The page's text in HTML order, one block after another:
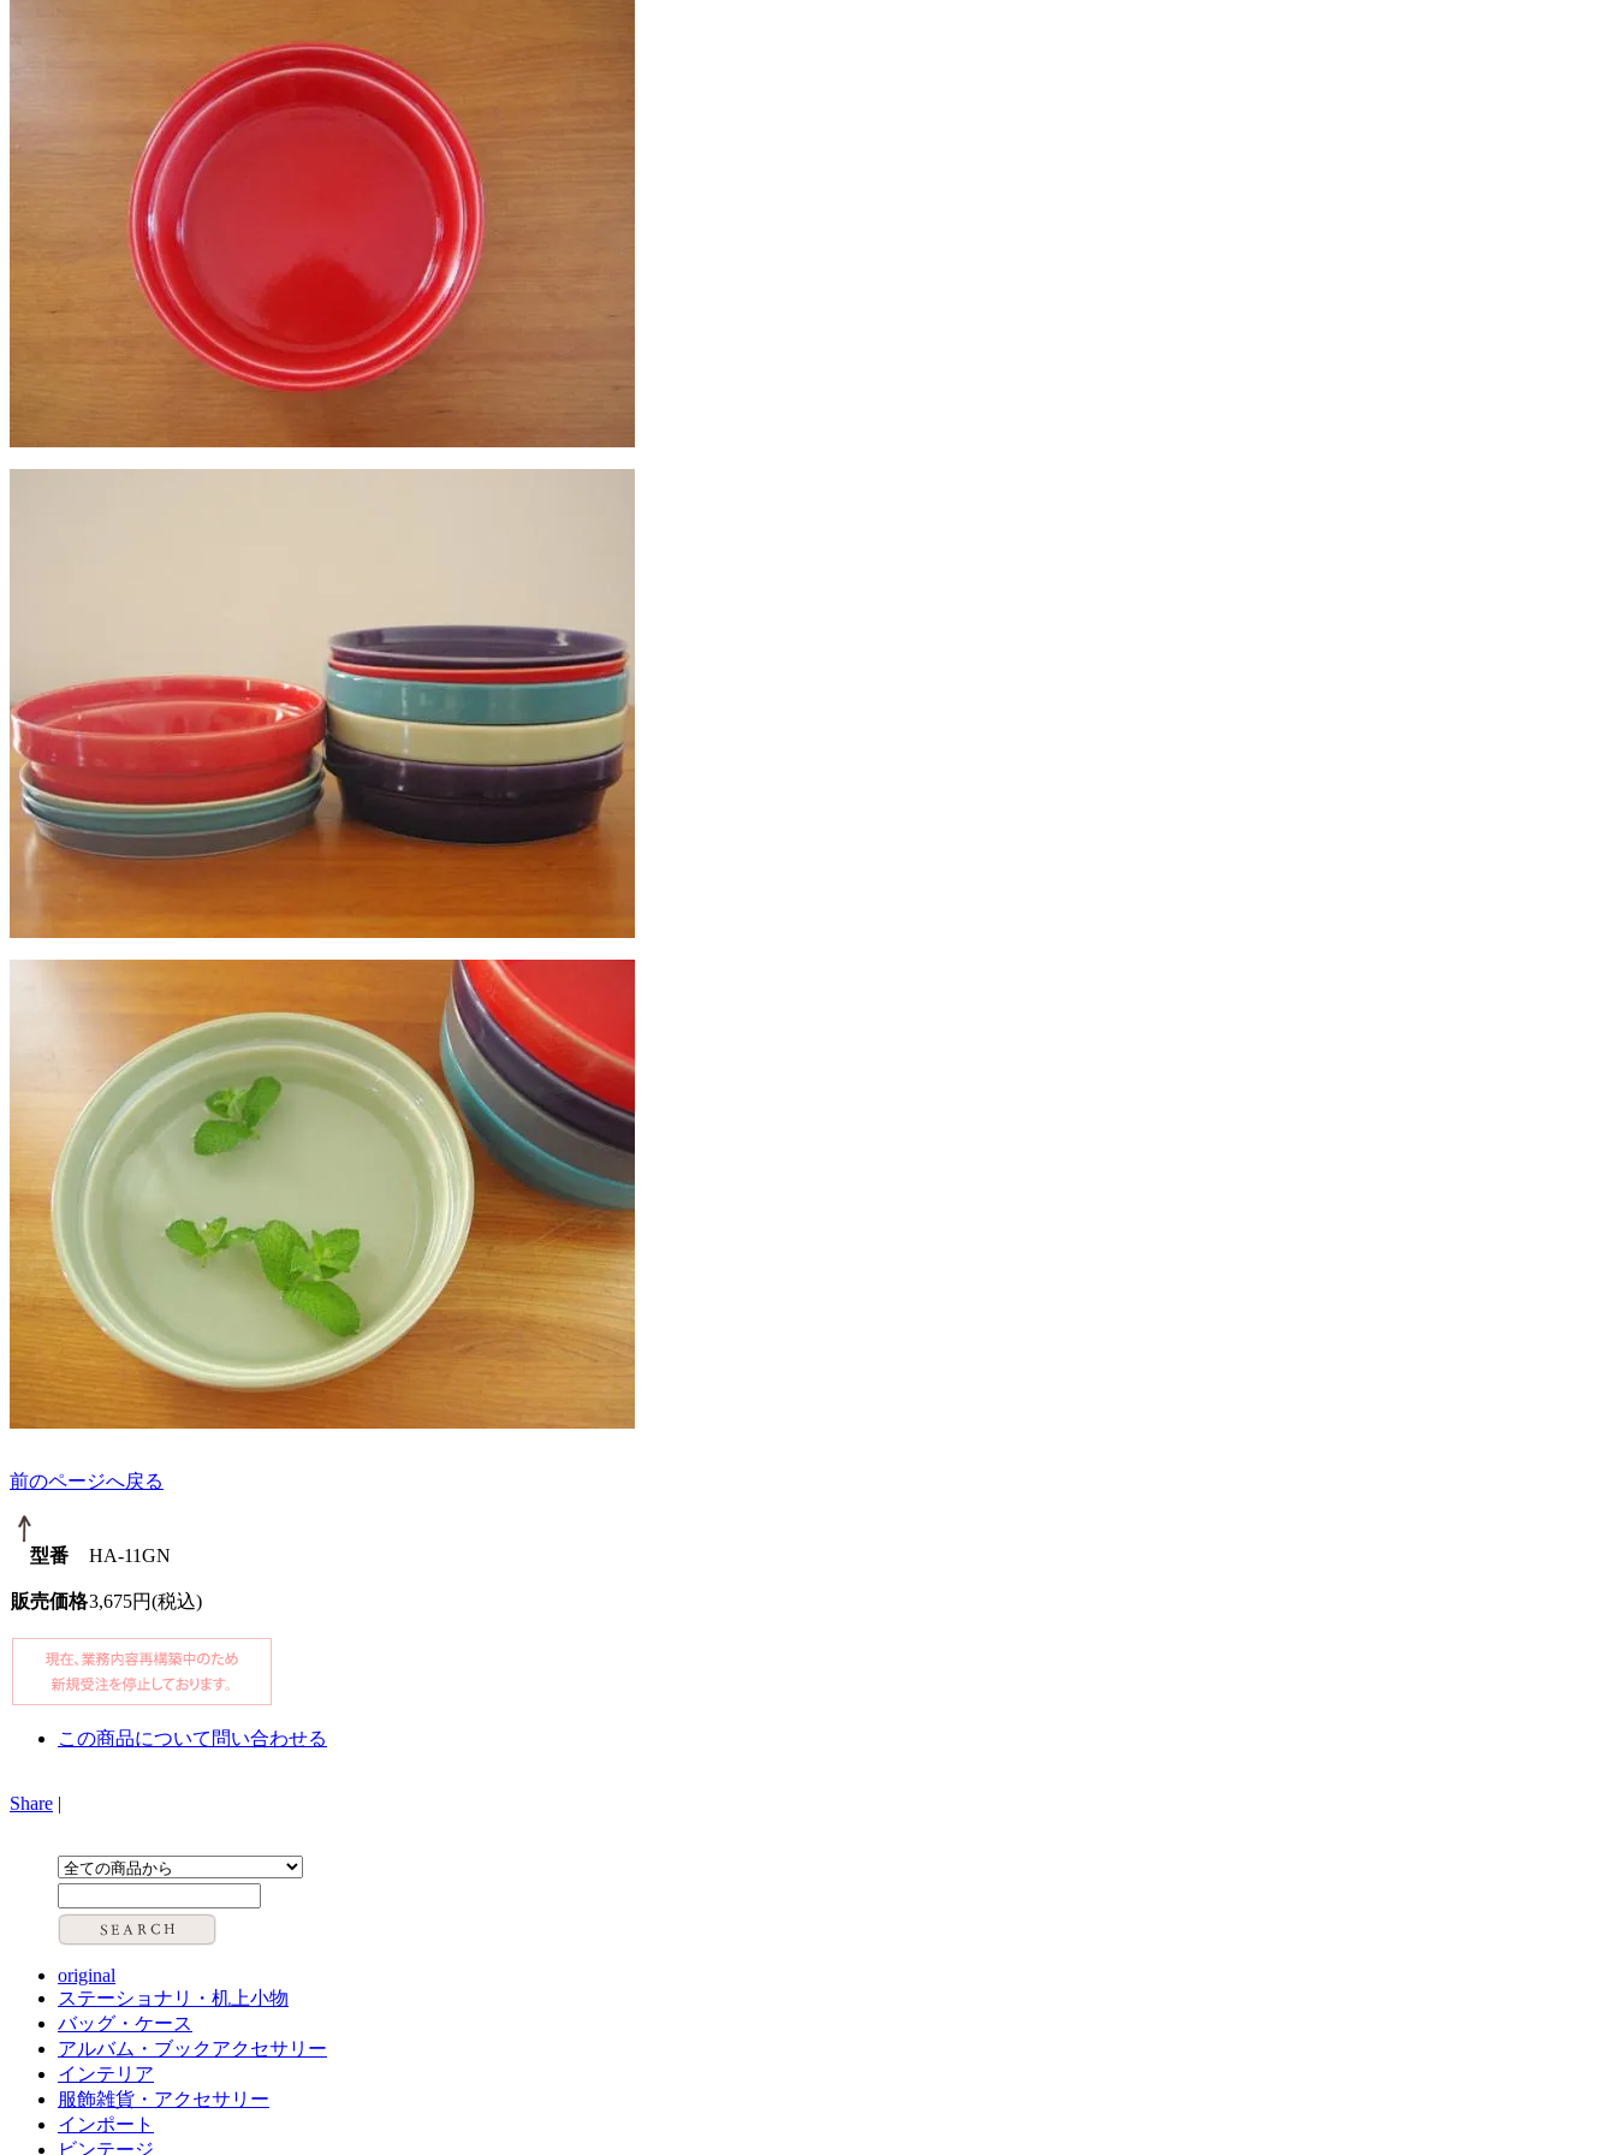
前のページへ戻る
型番 HA-11GN
販売価格3,675円(税込)
この商品について問い合わせる
Share |
original
ステーショナリ・机上小物
バッグ・ケース
アルバム・ブックアクセサリー
インテリア
服飾雑貨・アクセサリー
インポート
ビンテージ